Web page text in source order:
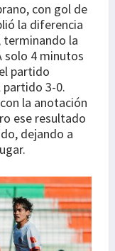
con gol de
la diferencia
terminando la
solo 4 minutos
partido
partido 3-0.
la anotación
ese resultado
dejando a